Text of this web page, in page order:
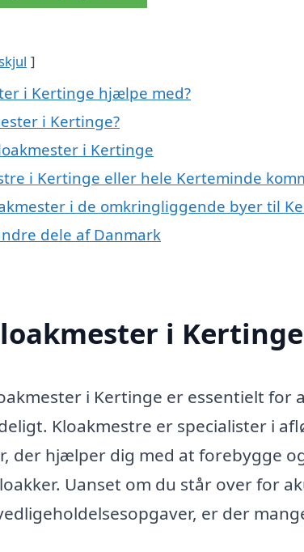
i Kertinge hjælpe med?
i Kertinge?
i Kertinge
i Kertinge eller hele Kerteminde
i de omkringliggende byer til
dele af Danmark
i
i Kertinge er essentielt for
Kloakmestre er specialister i
der hjælper dig med at forebygge
Uanset om du står over for
er der